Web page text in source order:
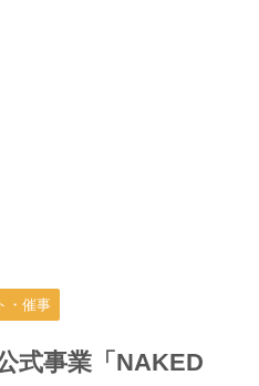
・催事
式事業「NAKED